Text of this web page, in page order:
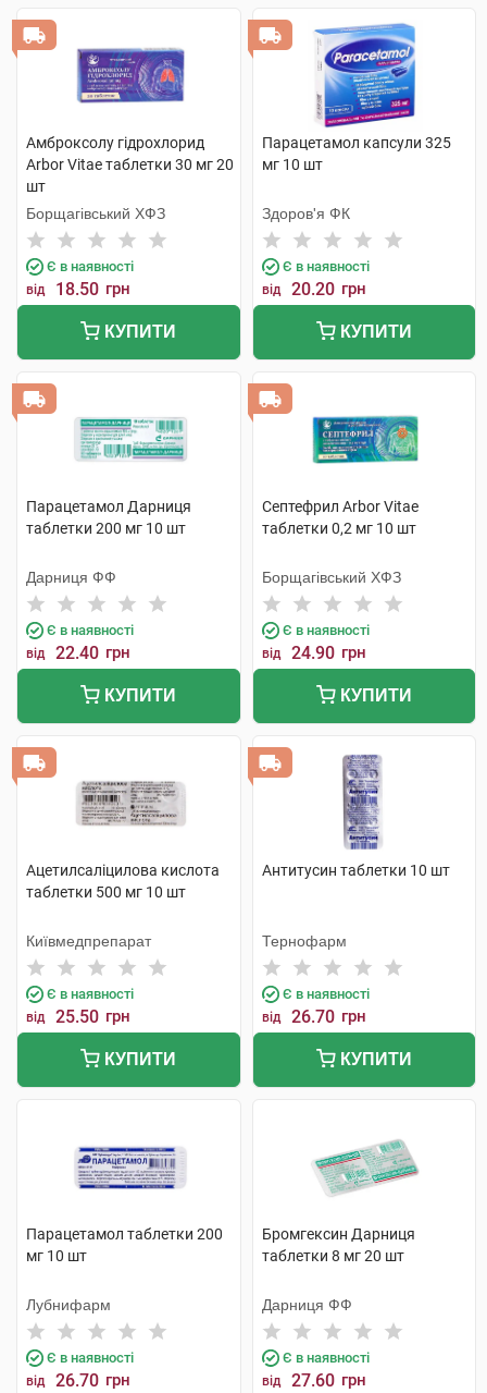
Амброксолу гідрохлорид
Arbor Vitae таблетки 30 мг 20
шт
Борщагівський ХФЗ
Є в наявності
від 18.50 грн
КУПИТИ
Парацетамол капсули 325
мг 10 шт
Здоров'я ФК
Є в наявності
від 20.20 грн
КУПИТИ
Парацетамол Дарниця
таблетки 200 мг 10 шт
Дарниця ФФ
Є в наявності
від 22.40 грн
КУПИТИ
Септефрил Arbor Vitae
таблетки 0,2 мг 10 шт
Борщагівський ХФЗ
Є в наявності
від 24.90 грн
КУПИТИ
Ацетилсаліцилова кислота
таблетки 500 мг 10 шт
Київмедпрепарат
Є в наявності
від 25.50 грн
КУПИТИ
Антитусин таблетки 10 шт
Тернофарм
Є в наявності
від 26.70 грн
КУПИТИ
Парацетамол таблетки 200
мг 10 шт
Лубнифарм
Є в наявності
від 26.70 грн
Бромгексин Дарниця
таблетки 8 мг 20 шт
Дарниця ФФ
Є в наявності
від 27.60 грн